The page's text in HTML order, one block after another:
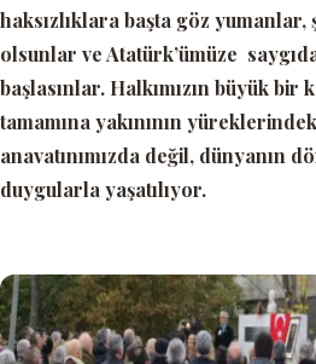
haksızlıklara başta göz
olsunlar ve Atatürk’ümüze
başlasınlar. Halkımızın büyük
tamamına yakınının
anavatınımızda değil, dünyanın
duygularla yaşatılıyor.